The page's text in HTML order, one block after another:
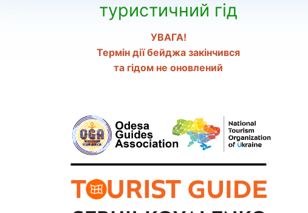
туристичний гід
УВАГА!
Термін дії бейджа закінчився
та гідом не оновлений